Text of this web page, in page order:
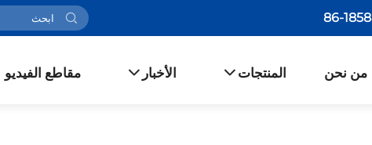
من نحن المنتجات الأخبار مقاطع الفيديو